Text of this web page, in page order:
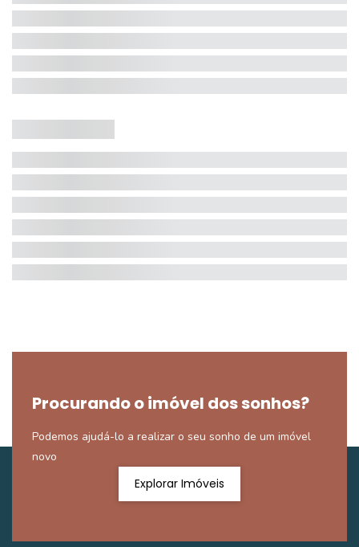
Procurando o imóvel dos sonhos?
Podemos ajudá-lo a realizar o seu sonho de um imóvel
novo
Explorar Imóveis